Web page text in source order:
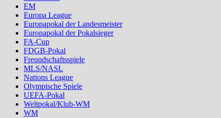
EM
Europa League
Europapokal der Landesmeister
Europapokal der Pokalsieger
FA-Cup
FDGB-Pokal
Freundschaftsspiele
MLS/NASL
Nations League
Olympische Spiele
UEFA-Pokal
Weltpokal/Klub-WM
WM